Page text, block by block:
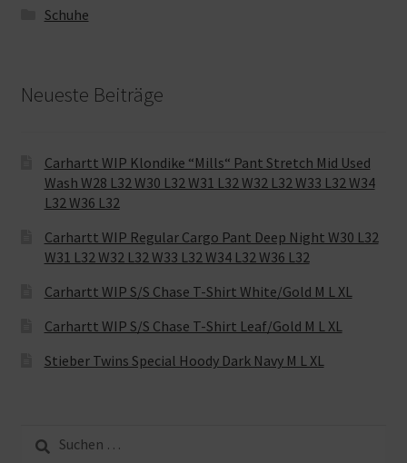
Schuhe
Neueste Beiträge
Carhartt WIP Klondike “Mills“ Pant Stretch Mid Used
Wash W28 L32 W30 L32 W31 L32 W32 L32 W33 L32 W34
L32 W36 L32
Carhartt WIP Regular Cargo Pant Deep Night W30 L32
W31 L32 W32 L32 W33 L32 W34 L32 W36 L32
Carhartt WIP S/S Chase T-Shirt White/Gold M L XL
Carhartt WIP S/S Chase T-Shirt Leaf/Gold M L XL
Stieber Twins Special Hoody Dark Navy M L XL
nach: